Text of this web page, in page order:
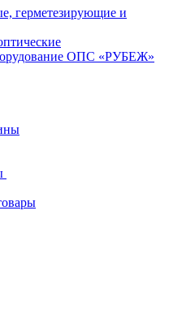
герметезирующие и
ОПС «РУБЕЖ»